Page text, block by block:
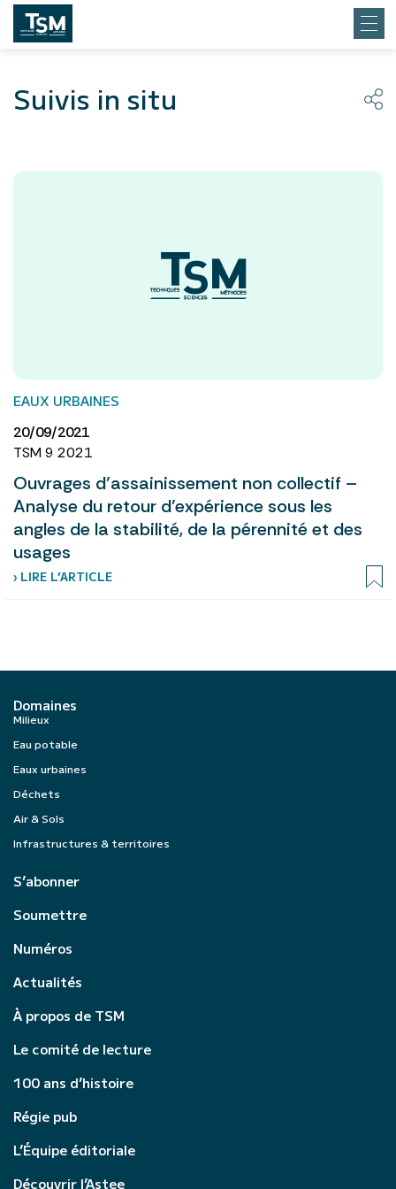
Suivis in situ
EAUX URBAINES
20/09/2021
TSM 9 2021
Ouvrages d’assainissement non collectif –
Analyse du retour d’expérience sous les
angles de la stabilité, de la pérennité et des
usages
› LIRE L’ARTICLE
Domaines
Milieux
Eau potable
Eaux urbaines
Déchets
Air & Sols
Infrastructures & territoires
S’abonner
Soumettre
Numéros
Actualités
À propos de TSM
Le comité de lecture
100 ans d’histoire
Régie pub
L’Équipe éditoriale
Découvrir l’Astee